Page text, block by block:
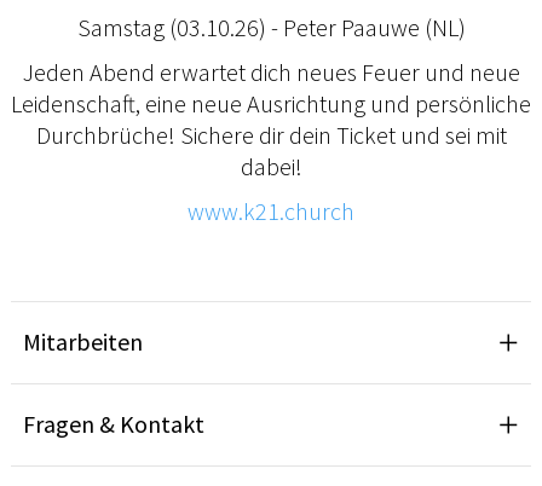
Samstag (03.10.26) - Peter Paauwe (NL)
Jeden Abend erwartet dich neues Feuer und neue
Leidenschaft, eine neue Ausrichtung und persönliche
Durchbrüche! Sichere dir dein Ticket und sei mit
dabei!
www.k21.church
Mitarbeiten
Fragen & Kontakt